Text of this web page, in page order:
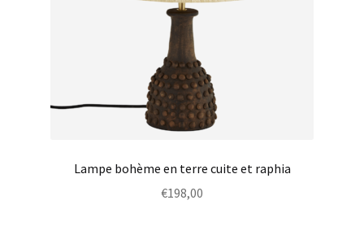
Lampe bohème en terre cuite et raphia
€198,00